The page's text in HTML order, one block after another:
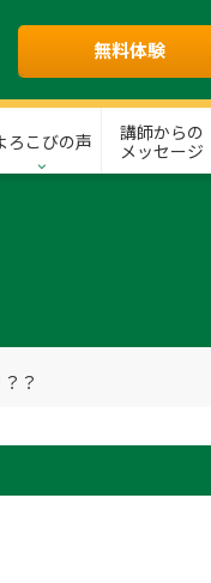
無料体験
ろこびの声
講師からの
メッセージ
？